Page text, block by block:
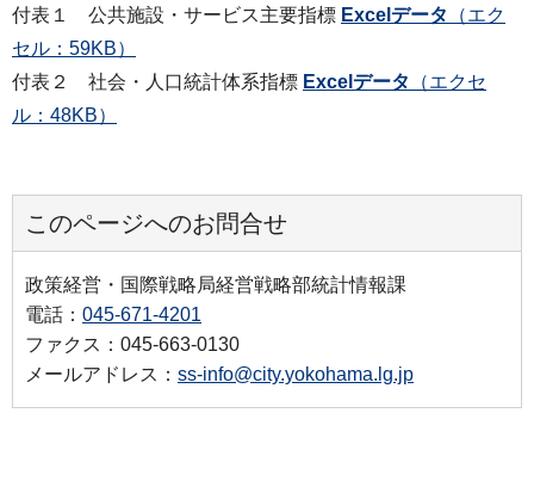
付表１ 公共施設・サービス主要指標 Excelデータ
（エク
セル：59KB）
付表２ 社会・人口統計体系指標 Excelデータ
（エクセ
ル：48KB）
このページへのお問合せ
政策経営・国際戦略局経営戦略部統計情報課
電話： 045-671-4201
ファクス：045-663-0130
メールアドレス： ss-info@city.yokohama.lg.jp